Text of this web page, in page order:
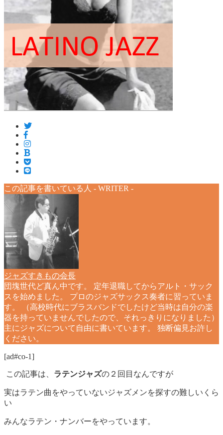
この記事を書いている人 - WRITER -
ジャズすきもの会長
団塊世代ど真ん中です。 定年退職してからアルト・サック
スを始めました。 プロのジャズサックス奏者に習っていま
す。 （高校時代にブラスバンドでしたけど当時は自分の楽
器を持っていませんでしたので、それっきりになりました）
主にジャズについて自由に書いています。 独断偏見お許し
ください。
[ad#co-1]
この記事は、 ラテンジャズの２回目なんですが
実はラテン曲をやっていないジャズメンを探すの難しいくら
い
みんなラテン・ナンバーをやっています。